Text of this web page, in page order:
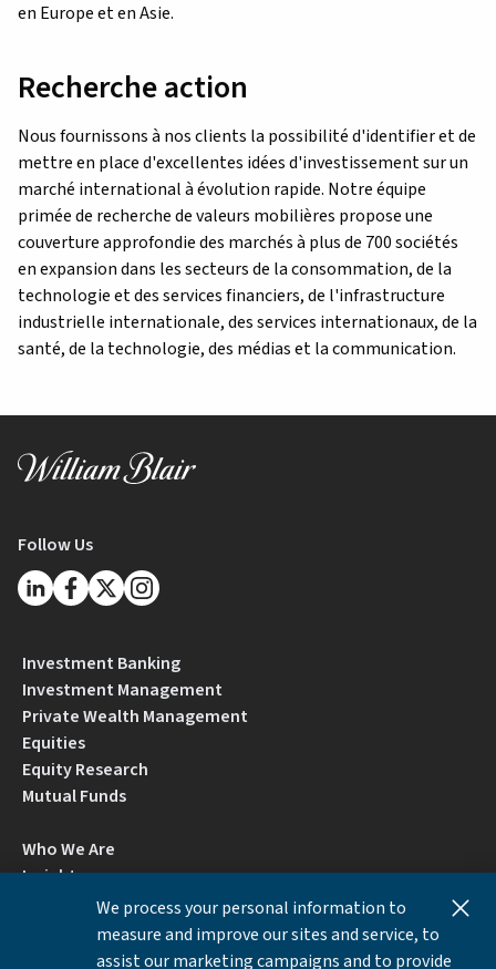
en Europe et en Asie.
Recherche action
Nous fournissons à nos clients la possibilité d'identifier et de
mettre en place d'excellentes idées d'investissement sur un
marché international à évolution rapide. Notre équipe
primée de recherche de valeurs mobilières propose une
couverture approfondie des marchés à plus de 700 sociétés
en expansion dans les secteurs de la consommation, de la
technologie et des services financiers, de l'infrastructure
industrielle internationale, des services internationaux, de la
santé, de la technologie, des médias et la communication.
Follow Us
Investment Banking
Investment Management
Private Wealth Management
Equities
Equity Research
Mutual Funds
Who We Are
Insights
Locations
Contact Us
We process your personal information to
measure and improve our sites and service, to
assist our marketing campaigns and to provide